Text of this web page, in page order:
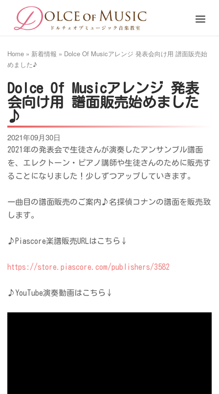
content
Home
Menu
Home » 新着情報 » Dolce Of Musicアレンジ 発表会向け用 譜面販売始
めました♪
Dolce Of Musicアレンジ 発表
会向け用 譜面販売始めました
♪
2021年09月30日
2021年の発表会で生徒さんが演奏したアンサンブル譜面
を、エレクトーン・ピアノ講師や生徒さんのために販売す
ることになりました！少しずつアップしていきます。
一曲目の譜面販売のご案内♪名探偵コナンの譜面を販売致
します。
♪Piascore楽譜販売URLはこちら↓
https://store.piascore.com/publishers/3582
♪YouTube演奏動画はこちら↓